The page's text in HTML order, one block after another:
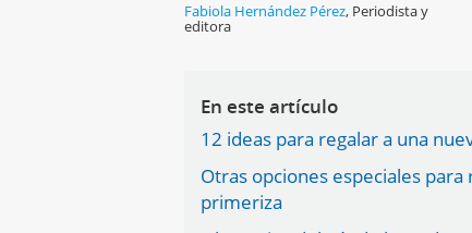
Fabiola Hernández Pérez, Periodista y
editora
En este artículo
12 ideas para regalar a una
Otras opciones especiales
primeriza